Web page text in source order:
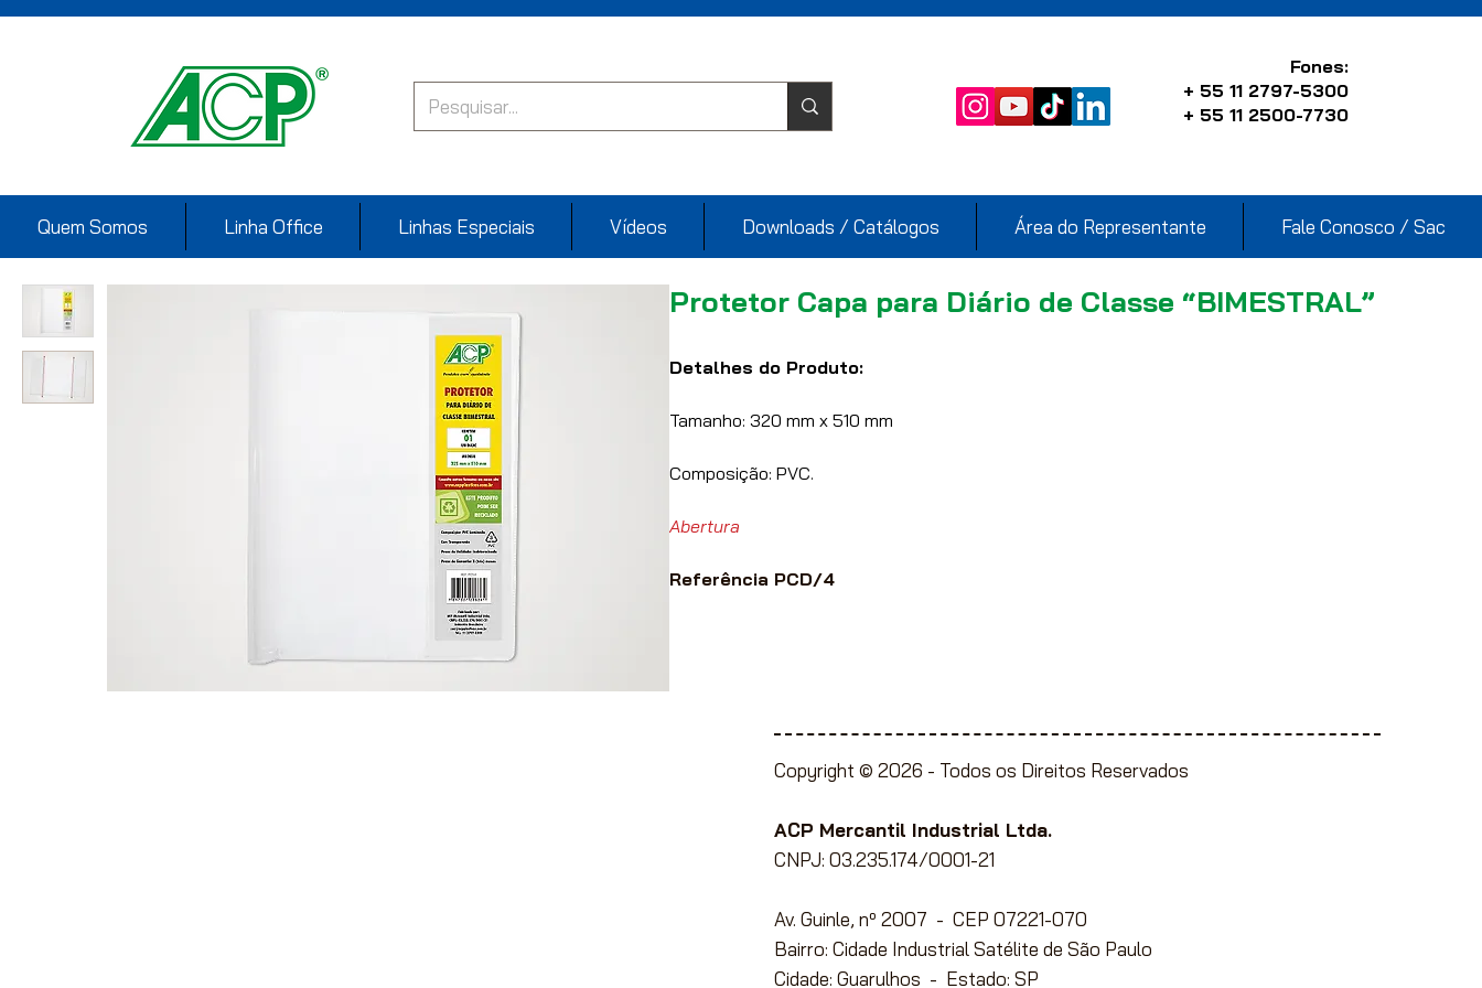
Fones:
+ 55 11 2797-5300
+ 55 11 2500-7730
Quem Somos Linha Office Linhas Especiais Vídeos Downloads / Catálogos Área do Representante Fale Conosco / Sac
Protetor Capa para Diário de Classe “BIMESTRAL”
Detalhes do Produto:
Tamanho: 320 mm x 510 mm
Composição: PVC.
Abertura
Referência PCD/4
Copyright © 2026 - Todos os Direitos Reservados
ACP Mercantil Industrial Ltda.
CNPJ: 03.235.174/0001-21
Av. Guinle, nº 2007 - CEP 07221-070
Bairro: Cidade Industrial Satélite de São Paulo
Cidade: Guarulhos - Estado: SP